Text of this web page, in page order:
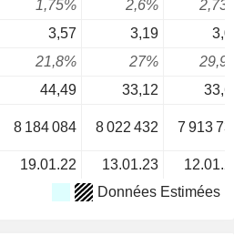
1,75% 2,6%
3,57 3,19
21,8% 27%
44,49 33,12
8 184 084 8 022 432 7 913
19.01.22 13.01.23
Données Estimées